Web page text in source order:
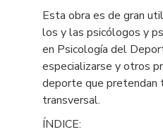
Esta obra es de gran
los y las psicólogos y
en Psicología del
especializarse y otros
deporte que pretendan
transversal.
ÍNDICE: